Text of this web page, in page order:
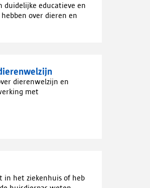
duidelijke educatieve en
over dieren en
dierenwelzijn en
met
in het ziekenhuis of heb